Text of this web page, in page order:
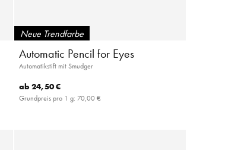
Neue Trendfarbe
Automatic Pencil for Eyes
Automatikstift mit Smudger
ab 24,50 €
Grundpreis pro 1 g: 70,00 €